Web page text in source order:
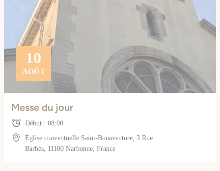
10
AOÛT
Messe du jour
Début : 08:00
Église conventuelle Saint-Bonaventure, 3 Rue
Barbès, 11100 Narbonne, France